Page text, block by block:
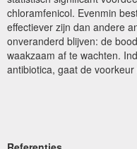
chloramfenicol. Evenmin
effectiever zijn dan andere
onveranderd blijven: de
waakzaam af te wachten.
antibiotica, gaat de